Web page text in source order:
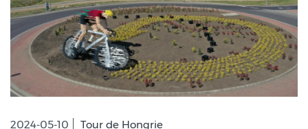
2024-05-10 Tour de Hongrie